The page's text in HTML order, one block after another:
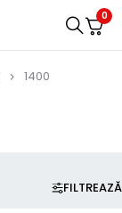
0
1400
FILTREAZĂ